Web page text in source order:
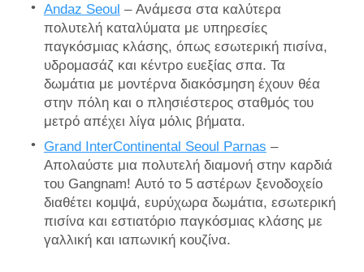
Andaz Seoul – Ανάμεσα στα καλύτερα
πολυτελή καταλύματα με υπηρεσίες
παγκόσμιας κλάσης, όπως εσωτερική πισίνα,
υδρομασάζ και κέντρο ευεξίας σπα. Τα
δωμάτια με μοντέρνα διακόσμηση έχουν θέα
στην πόλη και ο πλησιέστερος σταθμός του
μετρό απέχει λίγα μόλις βήματα.
Grand InterContinental Seoul Parnas –
Απολαύστε μια πολυτελή διαμονή στην καρδιά
του Gangnam! Αυτό το 5 αστέρων ξενοδοχείο
διαθέτει κομψά, ευρύχωρα δωμάτια, εσωτερική
πισίνα και εστιατόριο παγκόσμιας κλάσης με
γαλλική και ιαπωνική κουζίνα.